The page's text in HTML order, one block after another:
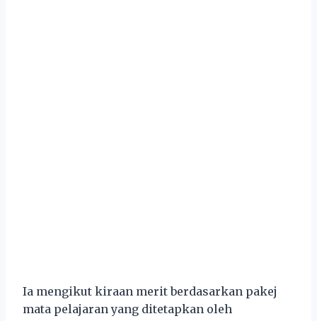
Ia mengikut kiraan merit berdasarkan pakej
mata pelajaran yang ditetapkan oleh